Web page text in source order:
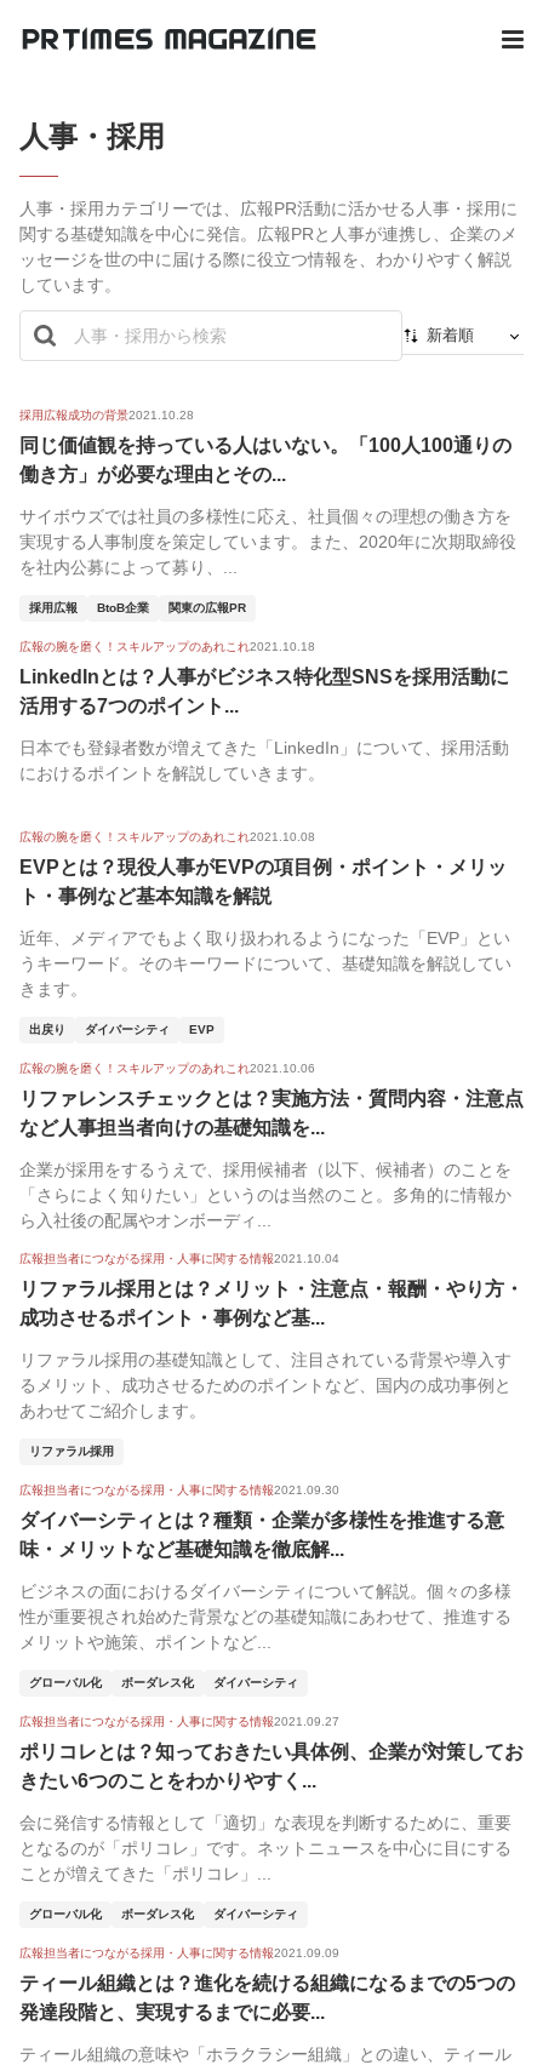
人事・採用
人事・採用カテゴリーでは、広報PR活動に活かせる人事・採用に
関する基礎知識を中心に発信。広報PRと人事が連携し、企業のメ
ッセージを世の中に届ける際に役立つ情報を、わかりやすく解説
しています。
新着順
人気順
採用広報成功の背景2021.10.28
同じ価値観を持っている人はいない。「100人100通りの
働き方」が必要な理由とその...
サイボウズでは社員の多様性に応え、社員個々の理想の働き方を
実現する人事制度を策定しています。また、2020年に次期取締役
を社内公募によって募り、...
採用広報 BtoB企業 関東の広報PR
広報の腕を磨く！スキルアップのあれこれ2021.10.18
LinkedInとは？人事がビジネス特化型SNSを採用活動に
活用する7つのポイント...
日本でも登録者数が増えてきた「LinkedIn」について、採用活動
におけるポイントを解説していきます。
広報の腕を磨く！スキルアップのあれこれ2021.10.08
EVPとは？現役人事がEVPの項目例・ポイント・メリッ
ト・事例など基本知識を解説
近年、メディアでもよく取り扱われるようになった「EVP」とい
うキーワード。そのキーワードについて、基礎知識を解説してい
きます。
出戻り ダイバーシティ EVP
広報の腕を磨く！スキルアップのあれこれ2021.10.06
リファレンスチェックとは？実施方法・質問内容・注意点
など人事担当者向けの基礎知識を...
企業が採用をするうえで、採用候補者（以下、候補者）のことを
「さらによく知りたい」というのは当然のこと。多角的に情報か
ら入社後の配属やオンボーディ...
広報担当者につながる採用・人事に関する情報2021.10.04
リファラル採用とは？メリット・注意点・報酬・やり方・
成功させるポイント・事例など基...
リファラル採用の基礎知識として、注目されている背景や導入す
るメリット、成功させるためのポイントなど、国内の成功事例と
あわせてご紹介します。
リファラル採用
広報担当者につながる採用・人事に関する情報2021.09.30
ダイバーシティとは？種類・企業が多様性を推進する意
味・メリットなど基礎知識を徹底解...
ビジネスの面におけるダイバーシティについて解説。個々の多様
性が重要視され始めた背景などの基礎知識にあわせて、推進する
メリットや施策、ポイントなど...
グローバル化 ボーダレス化 ダイバーシティ
広報担当者につながる採用・人事に関する情報2021.09.27
ポリコレとは？知っておきたい具体例、企業が対策してお
きたい6つのことをわかりやすく...
会に発信する情報として「適切」な表現を判断するために、重要
となるのが「ポリコレ」です。ネットニュースを中心に目にする
ことが増えてきた「ポリコレ」...
グローバル化 ボーダレス化 ダイバーシティ
広報担当者につながる採用・人事に関する情報2021.09.09
ティール組織とは？進化を続ける組織になるまでの5つの
発達段階と、実現するまでに必要...
ティール組織の意味や「ホラクラシー組織」との違い、ティール